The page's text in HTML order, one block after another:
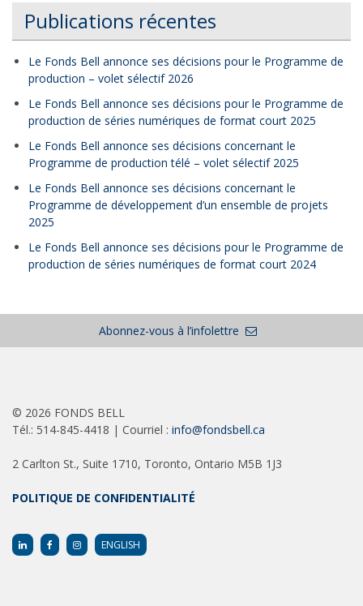
Publications récentes
Le Fonds Bell annonce ses décisions pour le Programme de
production – volet sélectif 2026
Le Fonds Bell annonce ses décisions pour le Programme de
production de séries numériques de format court 2025
Le Fonds Bell annonce ses décisions concernant le
Programme de production télé – volet sélectif 2025
Le Fonds Bell annonce ses décisions concernant le
Programme de développement d’un ensemble de projets
2025
Le Fonds Bell annonce ses décisions pour le Programme de
production de séries numériques de format court 2024
Abonnez-vous à l’infolettre
© 2026 FONDS BELL
Tél.: 514-845-4418 | Courriel : info@fondsbell.ca
2 Carlton St., Suite 1710, Toronto, Ontario M5B 1J3
POLITIQUE DE CONFIDENTIALITÉ
ENGLISH